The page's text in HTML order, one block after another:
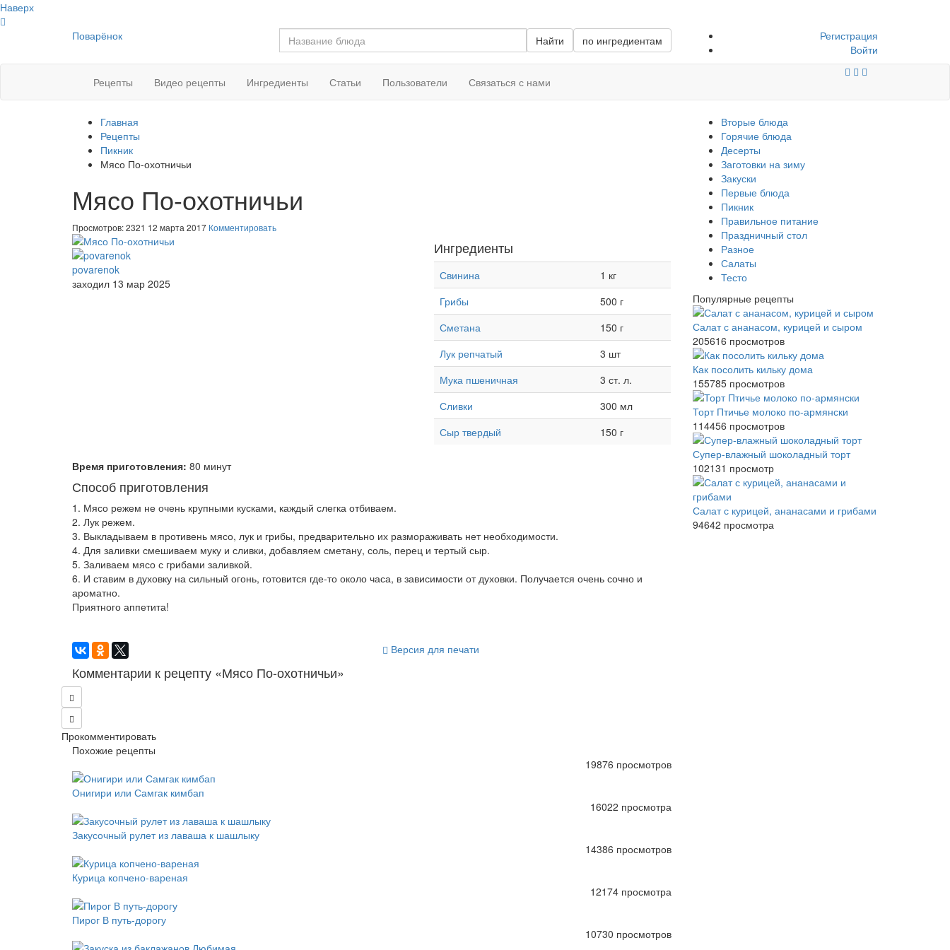
Наверх
Поварёнок
Найти по ингредиентам
Регистрация
Войти
Рецепты Видео рецепты Ингредиенты Статьи Пользователи Связаться с нами
Главная
Рецепты
Пикник
Мясо По-охотничьи
Мясо По-охотничьи
Просмотров: 2321 12 марта 2017 Комментировать
povarenok
заходил 13 мар 2025
Ингредиенты
Свинина
1 кг
Грибы
500 г
Сметана
150 г
Лук репчатый
3 шт
Мука пшеничная
3 ст. л.
Сливки
300 мл
Сыр твердый
150 г
Время приготовления: 80 минут
Способ приготовления
1. Мясо режем не очень крупными кусками, каждый слегка отбиваем.
2. Лук режем.
3. Выкладываем в противень мясо, лук и грибы, предварительно их размораживать нет необходимости.
4. Для заливки смешиваем муку и сливки, добавляем сметану, соль, перец и тертый сыр.
5. Заливаем мясо с грибами заливкой.
6. И ставим в духовку на сильный огонь, готовится где-то около часа, в зависимости от духовки. Получается очень сочно и
ароматно.
Приятного аппетита!
Версия для печати
Комментарии к рецепту «Мясо По-охотничьи»
Прокомментировать
Похожие рецепты
19876 просмотров
Онигири или Самгак кимбап
16022 просмотра
Закусочный рулет из лаваша к шашлыку
14386 просмотров
Курица копчено-вареная
12174 просмотра
Пирог В путь-дорогу
10730 просмотров
Вторые блюда
Горячие блюда
Десерты
Заготовки на зиму
Закуски
Первые блюда
Пикник
Правильное питание
Праздничный стол
Разное
Салаты
Тесто
Популярные рецепты
Салат с ананасом, курицей и сыром
205616 просмотров
Как посолить кильку дома
155785 просмотров
Торт Птичье молоко по-армянски
114456 просмотров
Супер-влажный шоколадный торт
102131 просмотр
Салат с курицей, ананасами и грибами
94642 просмотра